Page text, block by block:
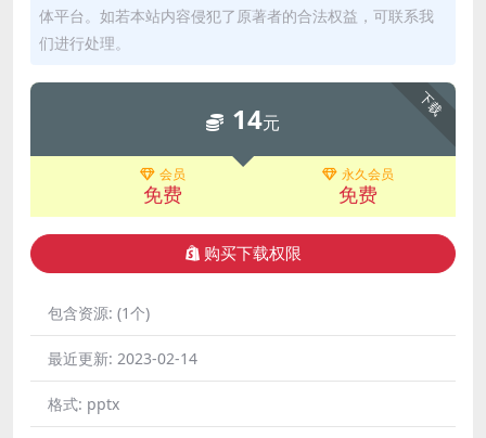
体平台。如若本站内容侵犯了原著者的合法权益，可联系我
们进行处理。
下载
14元
会员
免费
永久会员
免费
购买下载权限
包含资源: (1个)
最近更新: 2023-02-14
格式: pptx